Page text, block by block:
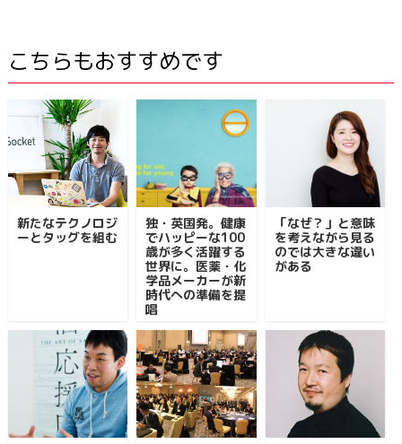
こちらもおすすめです
新たなテクノロジ
ーとタッグを組む
独・英国発。健康
でハッピーな100
歳が多く活躍する
世界に。医薬・化
学品メーカーが新
時代への準備を提
唱
「なぜ？」と意味
を考えながら見る
のでは大きな違い
がある